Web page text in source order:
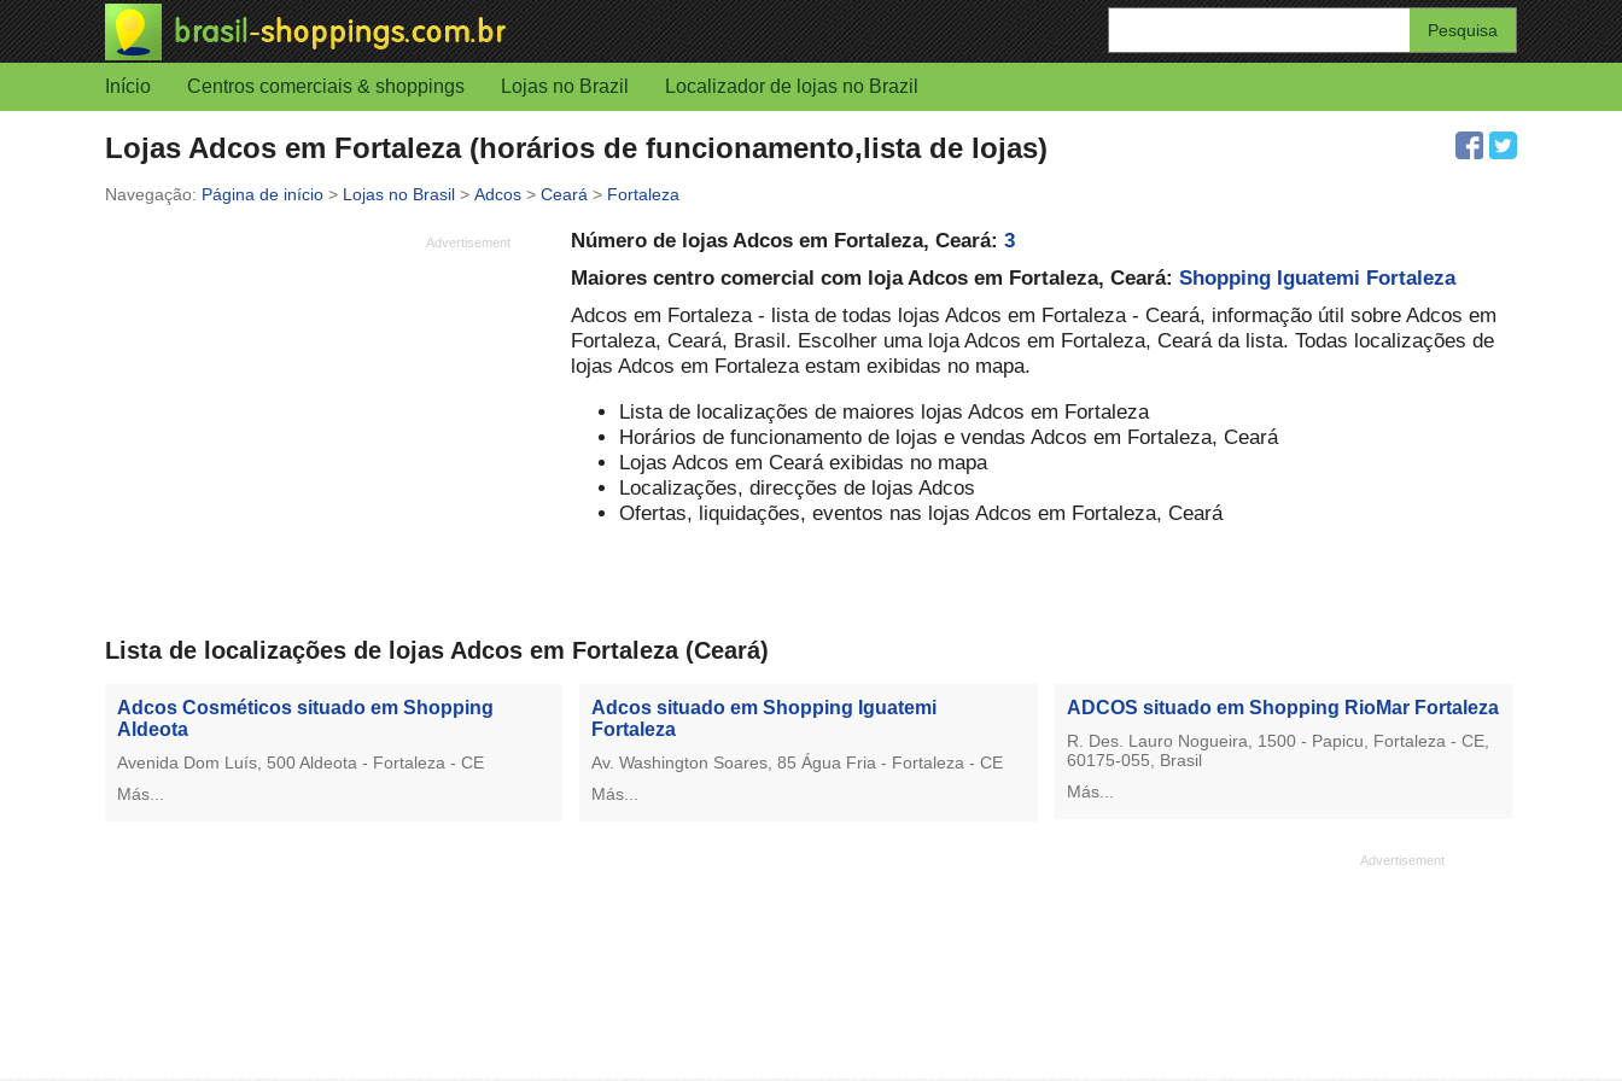
Enter
your
search
Início Centros comerciais & shoppings Lojas no Brazil Localizador de lojas no Brazil
Lojas Adcos em Fortaleza (horários de funcionamento,lista de lojas)
Página de início > Lojas no Brasil > Adcos > Ceará > Fortaleza
Número de lojas Adcos em Fortaleza, Ceará:3
Maiores centro comercial com loja Adcos em Fortaleza, Ceará:Shopping Iguatemi Fortaleza
Adcos em Fortaleza - lista de todas lojas Adcos em Fortaleza - Ceará, informação útil sobre Adcos em
Fortaleza, Ceará, Brasil. Escolher uma loja Adcos em Fortaleza, Ceará da lista. Todas localizações de
lojas Adcos em Fortaleza estam exibidas no mapa.
Lista de localizações de maiores lojas Adcos em Fortaleza
Horários de funcionamento de lojas e vendas Adcos em Fortaleza, Ceará
Lojas Adcos em Ceará exibidas no mapa
Localizações, direcções de lojas Adcos
Ofertas, liquidações, eventos nas lojas Adcos em Fortaleza, Ceará
Lista de localizações de lojas Adcos em Fortaleza (Ceará)
Adcos Cosméticos situado em Shopping
Aldeota
Avenida Dom Luís, 500 Aldeota - Fortaleza - CE
Más...
Adcos situado em Shopping Iguatemi
Fortaleza
Av. Washington Soares, 85 Água Fria - Fortaleza - CE
Más...
ADCOS situado em Shopping RioMar Fortaleza
R. Des. Lauro Nogueira, 1500 - Papicu, Fortaleza - CE,
60175-055, Brasil
Más...